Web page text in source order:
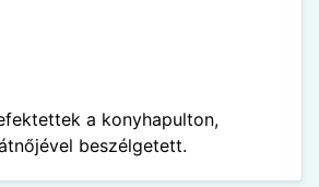
a konyhapulton,
beszélgetett.